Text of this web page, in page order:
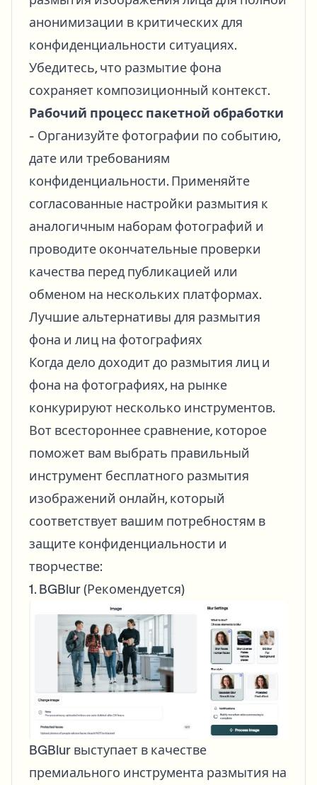
анонимизации в критических для
конфиденциальности ситуациях.
Убедитесь, что размытие фона
сохраняет композиционный контекст.
Рабочий процесс пакетной обработки
- Организуйте фотографии по событию,
дате или требованиям
конфиденциальности. Применяйте
согласованные настройки размытия к
аналогичным наборам фотографий и
проводите окончательные проверки
качества перед публикацией или
обменом на нескольких платформах.
Лучшие альтернативы для размытия
фона и лиц на фотографиях
Когда дело доходит до размытия лиц и
фона на фотографиях, на рынке
конкурируют несколько инструментов.
Вот всестороннее сравнение, которое
поможет вам выбрать правильный
инструмент бесплатного размытия
изображений онлайн, который
соответствует вашим потребностям в
защите конфиденциальности и
творчестве:
1. BGBlur (Рекомендуется)
BGBlur выступает в качестве
премиального инструмента размытия на